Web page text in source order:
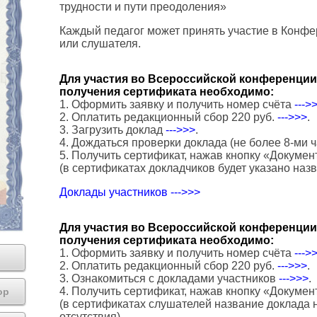
трудности и пути преодоления»
Каждый педагог может принять участие в
или слушателя.
Для участия во Всероссийской
получения сертификата необходимо:
1. Оформить заявку и получить номер счёта ---
2. Оплатить редакционный сбор 220 руб. --->>>.
3. Загрузить доклад --->>>.
4. Дождаться проверки доклада (не более 8-ми
5. Получить сертификат, нажав кнопку
(в сертификатах докладчиков будет указано
Доклады участников --->>>
Для участия во Всероссийской
получения сертификата необходимо:
1. Оформить заявку и получить номер счёта ---
2. Оплатить редакционный сбор 220 руб. --->>>.
3. Ознакомиться с докладами участников --->>>.
4. Получить сертификат, нажав кнопку
(в сертификатах слушателей название доклада